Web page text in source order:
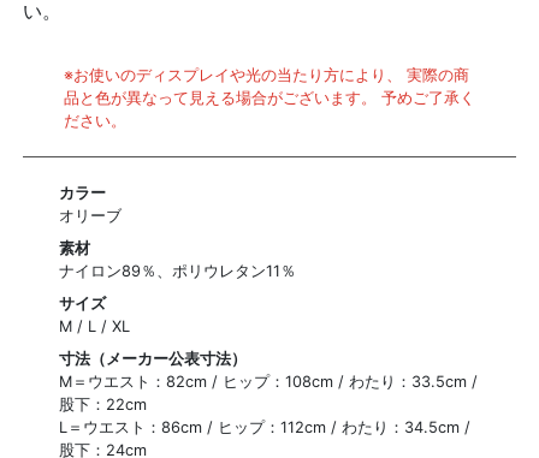
い。
※お使いのディスプレイや光の当たり方により、 実際の商
品と色が異なって見える場合がございます。 予めご了承く
ださい。
カラー
オリーブ
素材
ナイロン89％、ポリウレタン11％
サイズ
M / L / XL
寸法（メーカー公表寸法）
M＝ウエスト：82cm / ヒップ：108cm / わたり：33.5cm /
股下：22cm
L＝ウエスト：86cm / ヒップ：112cm / わたり：34.5cm /
股下：24cm